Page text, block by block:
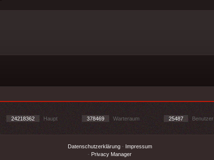
24218362 Haupt 378469 Warteraum 25487 Benutzer
Datenschutzerklärung- Impressum
- Privacy Manager